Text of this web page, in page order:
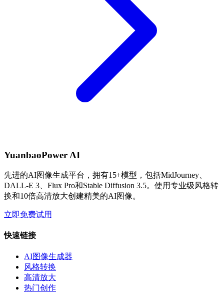
YuanbaoPower AI
先进的AI图像生成平台，拥有15+模型，包括MidJourney、
DALL-E 3、Flux Pro和Stable Diffusion 3.5。使用专业级风格转
换和10倍高清放大创建精美的AI图像。
立即免费试用
快速链接
AI图像生成器
风格转换
高清放大
热门创作